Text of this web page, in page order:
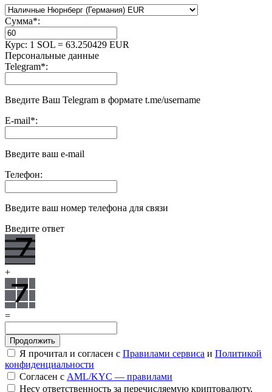
Сумма*:
Курс: 1 SOL = 63.250429 EUR
Персональные данные
Telegram*:
Введите Ваш Telegram в формате t.me/username
E-mail*:
Введите ваш e-mail
Телефон:
Введите ваш номер телефона для связи
Введите ответ
+
=
Я прочитал и согласен с Правилами сервиса и Политикой
конфиденциальности
Согласен с AML/KYC — правилами
Несу ответственность за перечисляемую криптовалюту,